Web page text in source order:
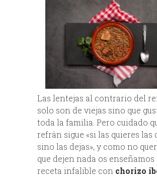
Las lentejas al contrario del
solo son de viejas sino que
toda la familia. Pero cuidado
refrán sigue «si las quieres las
sino las dejas», y como no
que dejen nada os enseñamos
receta infalible con chorizo